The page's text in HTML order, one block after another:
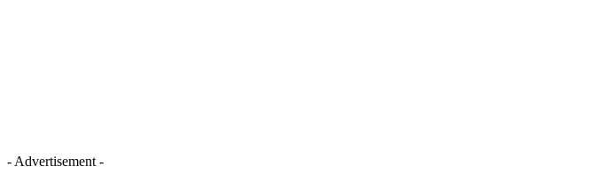
- Advertisement -